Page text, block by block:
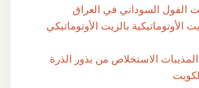
الفول السوداني في العراق
الأوتوماتيكية بالزيت الأوتوماتيكي
الاستخلاص من بذور الذرة